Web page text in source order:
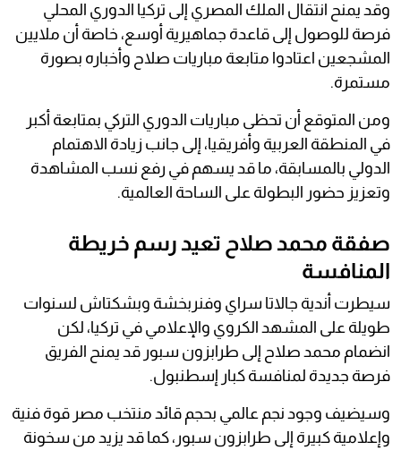
وقد يمنح انتقال الملك المصري إلى تركيا الدوري المحلي
فرصة للوصول إلى قاعدة جماهيرية أوسع، خاصة أن ملايين
المشجعين اعتادوا متابعة مباريات صلاح وأخباره بصورة
مستمرة.
ومن المتوقع أن تحظى مباريات الدوري التركي بمتابعة أكبر
في المنطقة العربية وأفريقيا، إلى جانب زيادة الاهتمام
الدولي بالمسابقة، ما قد يسهم في رفع نسب المشاهدة
وتعزيز حضور البطولة على الساحة العالمية.
صفقة محمد صلاح تعيد رسم خريطة
المنافسة
سيطرت أندية جالاتا سراي وفنربخشة وبشكتاش لسنوات
طويلة على المشهد الكروي والإعلامي في تركيا، لكن
انضمام محمد صلاح إلى طرابزون سبور قد يمنح الفريق
فرصة جديدة لمنافسة كبار إسطنبول.
وسيضيف وجود نجم عالمي بحجم قائد منتخب مصر قوة فنية
وإعلامية كبيرة إلى طرابزون سبور، كما قد يزيد من سخونة